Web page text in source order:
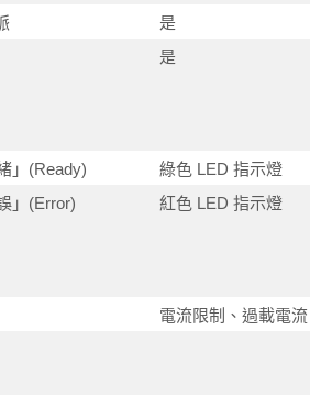
是
是
」(Ready)
綠色 LED 指示燈
」(Error)
紅色 LED 指示燈
電流限制、過載電